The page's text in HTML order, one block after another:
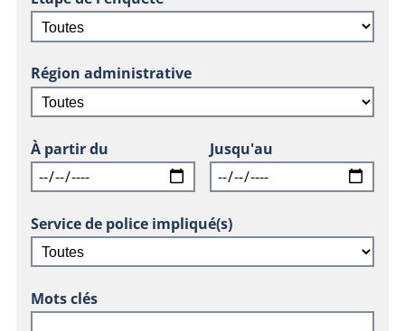
Région administrative
À partir du Jusqu'au
Service de police impliqué(s)
Mots clés